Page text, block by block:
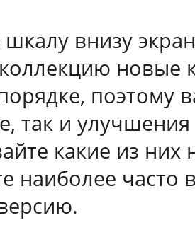
внизу
новые
поэтому
так и
какие из
наиболее